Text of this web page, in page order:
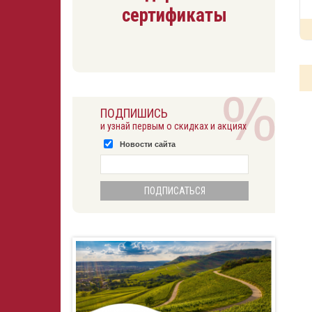
сертификаты
ПОДПИШИСЬ
и узнай первым о скидках и акциях
Новости сайта